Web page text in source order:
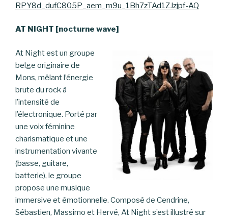
RPY8d_dufC805P_aem_m9u_1Bh7zTAd1ZJzjpf-AQ
AT NIGHT [nocturne wave]
At Night est un groupe
belge originaire de
Mons, mêlant l’énergie
brute du rock à
l’intensité de
l’électronique. Porté par
une voix féminine
charismatique et une
instrumentation vivante
(basse, guitare,
batterie), le groupe
propose une musique
immersive et émotionnelle. Composé de Cendrine,
Sébastien, Massimo et Hervé, At Night s’est illustré sur